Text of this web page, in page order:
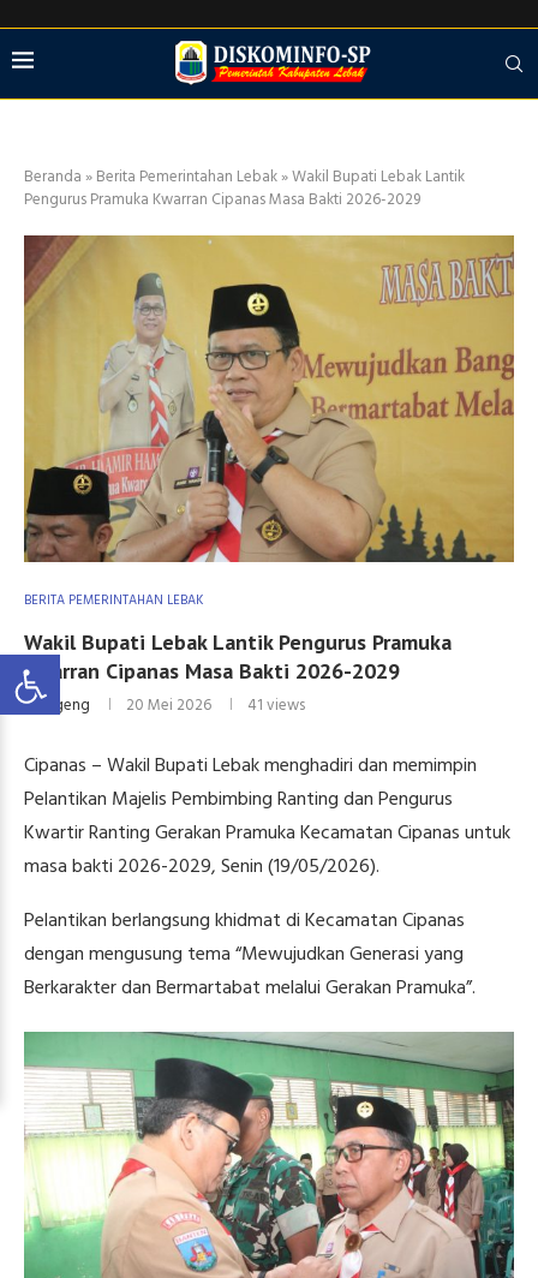
Beranda»Berita Pemerintahan Lebak»Wakil Bupati Lebak Lantik
Pengurus Pramuka Kwarran Cipanas Masa Bakti 2026-2029
BERITA PEMERINTAHAN LEBAK
Wakil Bupati Lebak Lantik Pengurus Pramuka
Kwarran Cipanas Masa Bakti 2026-2029
byAgeng 20 Mei 2026 41views
Cipanas – Wakil Bupati Lebak menghadiri dan memimpin
Pelantikan Majelis Pembimbing Ranting dan Pengurus
Kwartir Ranting Gerakan Pramuka Kecamatan Cipanas untuk
masa bakti 2026-2029, Senin (19/05/2026).
Pelantikan berlangsung khidmat di Kecamatan Cipanas
dengan mengusung tema “Mewujudkan Generasi yang
Berkarakter dan Bermartabat melalui Gerakan Pramuka”.